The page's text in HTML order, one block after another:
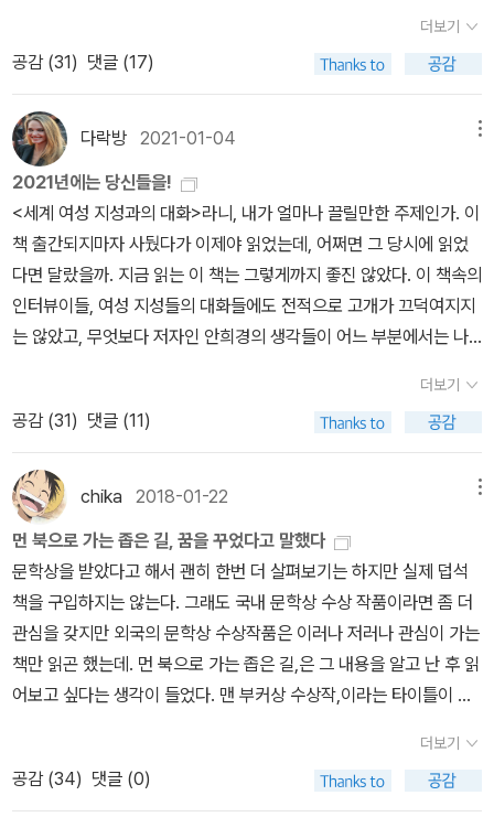
학비료에 기초한 세계 농업 시스템에서 매년 240억 톤의 비옥한 토
그리고 빈곤의 가능성을 증대시키고 있다. 비옥한 토양이 식량 생산
의 기초다. 비옥한 토양을 만들어내는 것은 군집의 형태로 토양 내 먹
이 그물을 구성하는, 무수히 많은 토양 유기체들이다. 생물 다양성, 그
리고 유기 물질이 풍부한 토양은 기후 적응과 수자원 보존을 위한 최
고의 방책이기도 하다. 물은 살아 활동하는 토양에 꼭 필요한데, 유기
농법은 유기물 재순환을 통해 토양의 보수력을 키워 물을 보존한다.
이런 토양은 스펀지같이 되어 더 많은 물을 흡수하고 이로써 농업용
수 사용량을 줄이고 기후변화 회복력에 기여한다. “건강한 흙이 건강
아니라 꽃가루 매개자들이다. 벌과 나비 같은 꽃가루 매개자들은 한
다. 아인슈타인이 “마지막 벌이 사라질 때 인류도 사라질 것”이라고
얘기했듯, 꽃가루 매개자들이 없다면 식물은 자기를 재생산할 수 없
고, 식물이 재생산을 못하면 식량 공급이 위태로워진다. 2차대전 당
시 화학전을 위한 실험실에서 탄생해 전후 새로운 시장을 개척한 유
해생물억제제(농약)는 인간을 비롯해 표적으로 삼지 않은 수많은 유
기체들에게도 독성을 발휘한다. 해충을 박멸하겠다고 죽음의 물질을
끌어들여 불균형을 심화할 것이 아니라 꽃가루 매개자들과 해충의 자
연적 균형을 복구해야 한다. 그리하여 우리의 먹을거리가 가진 영양
를 먹여 살리는 것은 독성 어린 단일 경작이 아니라 생물 다양성이다.
7천 종이 넘는 생물이 인류를 먹여 살려왔지만, 오늘날엔 단 30종의
나브다니야 보고서 [우리 음식 안의 독]은, 암과 같은 질병의 유행과
녹색 혁명의 땅이자 농약이 매일 대량 사용되는 곳인 펀자브 지역은
암 발생률이 터무니없이 높다. 이제까지 7,000종이 넘는 생물들이
인류를 먹여 살려왔다. 이는 지구 내 생물 다양성의 정도를 알려주는
놀랄만한 지표다. 다양한 생물이 참여하는 농업 생태계에서는 수없이
많은 곤충들이 우리가 키우는 작물의 수분을 담당하고 우리에게 먹을
거리를 제공해준다. 익충들은 자연의 해충 / 포식자 균형을 유지시키
며 해충을 억제한다. 곤충보다도 수가 더 많은 토양 내 유기체들은 토
양의 생명과 비옥함을 만들어낸다. 풍부하고 건강한 먹을거리를 제공
하는 것은 비옥하고 건강한 토양이다. 여러 생물이 참여하는 농장이
나 생태계나 지구에서 먹이 그물인 곧 생명의 그물이다.
천개 되었었고 그래서 굳이, 부러 의미를 찾아야만 했다. 내가 이 책을
읽는 행위에 어떤 의미가 있을 것이다, 어떻게든 영향을 미칠것이다,
하는. 그렇지만 버틀러의 주장들에 동의하지 못하는 부분들이 있었고
(드랙이 젠더정체성을 전복하는 대표존재라고 하는 거에 나는
읭??????????????? 되어버림 -.-), 주디스 버틀러의 이 책 안에
담긴 생각과 주장들이 현재의 여성들에게 도대체 어떻게 가 닿아 어
떤 영향을 주느냐고 물었을 때 삶에 도움이 된다는 생각이 전혀 들지
않는것이다. 그런데!! 마리아로사 달라 코스따 읽으면서는 완전히, 완
전히 다른 느낌이었고 너무나 충만하게 충족되는 느낌인것이다.196
0-1970년대의 여성들의 살아남고자 하는 투쟁, 가사노동과 재생산
노동을 거부하는 투쟁에 대한 기록을 읽을 때에도 지금의 현실과 비
교하면서 읽는 것 자체로 흥분했었는데, 뒷부분은 뜻밖에 토지와 식
량에 대해 얘기한다. 자본주의 체제하에서는 빈곤한 자들이 더이상
는 것, 그런데 선진국의 대기업들은 살아남고자 하는 그들을 가로막
고 있다는 것들을 이야기해주는 거다. 이 지점에 대해서는 몇달전 여
성주의 책 같이읽기 도서였던 '마리아 미즈'와 '반다나 시바'의 책 《에
코 페미니즘》에서도 읽었던 이야기라 쑤욱 쑤욱 잘도 들어왔다. 선진
국의 대기업이 들어와 토지를 소유하고 그 땅의 사람들을 빈곤하게
만드는 일들, 화학 비료를 써서 건강을 해치고 식물의 유전자를 조작
하는 것까지. 결국 그로 인해 사람들이 죽어나가는 일들. 마리아로사
달라 코스따는 이 일들에 대해 심각하고 진지하게 생각하고 그래서
페미니즘을 읽기 전에는 읽어야 할 것 같으니 읽어보자 라는 마음이
었는데, 읽으면서 내가 에코 페미니즘의 영향을 생각보다 많이 받는
다는 것에 내 자신에게 놀랐다. 나는 이 책의 공저자 중 한 명인 반다
더보기
공감 (31) 댓글 (17)
다락방 2021-01-04
2021년에는 당신들을!
<세계 여성 지성과의 대화>라니, 내가 얼마나 끌릴만한 주제인가. 이
책 출간되지마자 사뒀다가 이제야 읽었는데, 어쩌면 그 당시에 읽었
다면 달랐을까. 지금 읽는 이 책는 그렇게까지 좋진 않았다. 이 책속의
인터뷰이들, 여성 지성들의 대화들에도 전적으로 고개가 끄덕여지지
는 않았고, 무엇보다 저자인 안희경의 생각들이 어느 부분에서는 나
어쩔 수 없다. 나는 당신이 아니고 당신도 내가 아니니. 그러나 세상을
보는 눈이나 관점, 기준이 나랑 다르다고 해도 만약 내 친구였다면 어
땠을까, 라는 생각을 해보게 되었는데, 그렇다고 하면 나는 아마 그 친
구를 '이런식으로 나랑 관점이 다르다니 절교하겠어' 하진 않겠지만,
이렇게 모르는 사람의 책으로 보는 것은 좀 불편한 지점이 있더라.'케
이트 피킷'의 얘기를 좀 더 듣고 싶다고 생각했다. 사회경제적 불평등
이 국민의 건강에 어떤 영향을 미치는지를 연구한다는데, 일전에도
어딘가에서 타인과 좋은 관계를 맺는 사람들이 감기에 덜걸린다는 연
구결과를 보았던 터라, 아주 흥미롭게 읽힐 것 같은거다. 케이트 피킷
은 내가 모르는 사람이었는데 이 책 덕분에 궁금해졌다. <오늘부터의
세계> 보고 싶다고 계속 생각하고 있었는데, 이렇게 사야 할 때가 왔
이 책에서 보고 오오 궁금해 궁금해 하고는 얼른 책들을 검색해 장바
더보기
공감 (31) 댓글 (11)
chika 2018-01-22
먼 북으로 가는 좁은 길, 꿈을 꾸었다고 말했다
문학상을 받았다고 해서 괜히 한번 더 살펴보기는 하지만 실제 덥석
책을 구입하지는 않는다. 그래도 국내 문학상 수상 작품이라면 좀 더
관심을 갖지만 외국의 문학상 수상작품은 이러나 저러나 관심이 가는
책만 읽곤 했는데. 먼 북으로 가는 좁은 길,은 그 내용을 알고 난 후 읽
어보고 싶다는 생각이 들었다. 맨 부커상 수상작,이라는 타이틀이 그
몫을 크게 했겠지만. 꿈을 꾸었다고 말했다, 역시 그런 의미에서 그냥
스치고 넘겨버렸을지 모르는 작품을 한번 들춰보게는 하고 있다. 춥
더보기
공감 (34) 댓글 (0)